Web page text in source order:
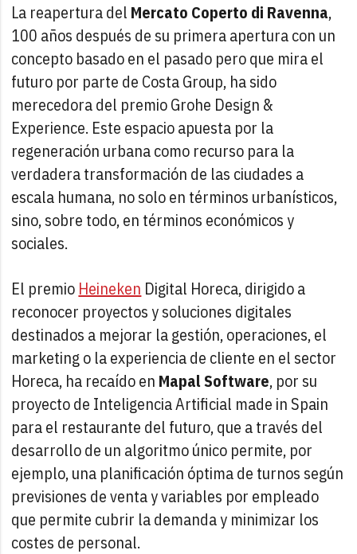
La reapertura del Mercato Coperto di Ravenna,
100 años después de su primera apertura con un
concepto basado en el pasado pero que mira el
futuro por parte de Costa Group, ha sido
merecedora del premio Grohe Design &
Experience. Este espacio apuesta por la
regeneración urbana como recurso para la
verdadera transformación de las ciudades a
escala humana, no solo en términos urbanísticos,
sino, sobre todo, en términos económicos y
sociales.
El premio Heineken Digital Horeca, dirigido a
reconocer proyectos y soluciones digitales
destinados a mejorar la gestión, operaciones, el
marketing o la experiencia de cliente en el sector
Horeca, ha recaído en Mapal Software, por su
proyecto de Inteligencia Artificial made in Spain
para el restaurante del futuro, que a través del
desarrollo de un algoritmo único permite, por
ejemplo, una planificación óptima de turnos según
previsiones de venta y variables por empleado
que permite cubrir la demanda y minimizar los
costes de personal.